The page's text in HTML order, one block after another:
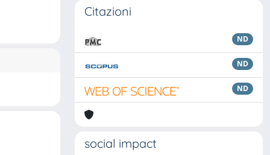
Citazioni
ND
ND
ND
social impact